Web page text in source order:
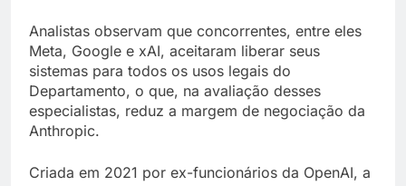
Analistas observam que concorrentes, entre eles
Meta, Google e xAI, aceitaram liberar seus
sistemas para todos os usos legais do
Departamento, o que, na avaliação desses
especialistas, reduz a margem de negociação da
Anthropic.
Criada em 2021 por ex-funcionários da OpenAI, a